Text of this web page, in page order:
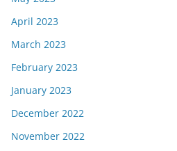
April 2023
March 2023
February 2023
January 2023
December 2022
November 2022